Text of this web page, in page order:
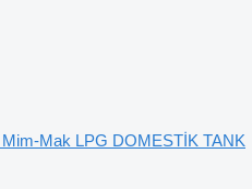
Mak LPG DOMESTİK TANK